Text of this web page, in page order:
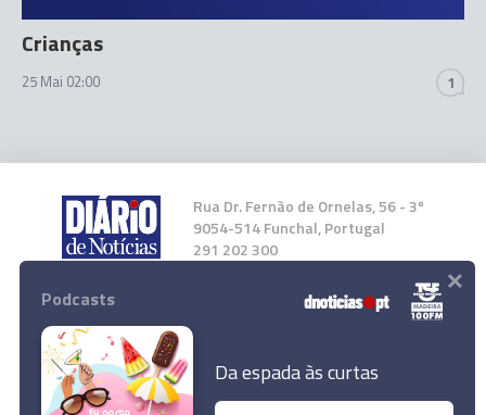
Crianças
25 Mai 02:00 1
Rua Dr. Fernão de Ornelas, 56 - 3º
9054-514 Funchal, Portugal
291 202 300
Instale a nossa App
Podcasts
Da espada às curtas
×